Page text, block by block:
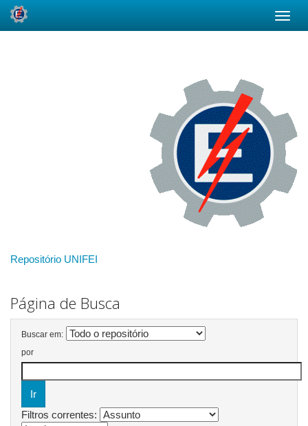
Repositório UNIFEI
Página de Busca
Buscar em:
por
Filtros correntes: